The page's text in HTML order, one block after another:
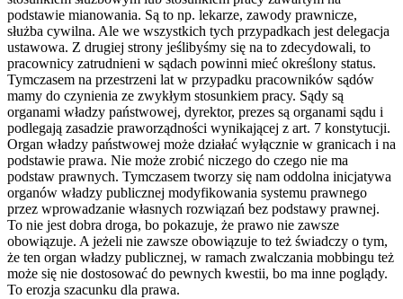
podstawie mianowania. Są to np. lekarze, zawody prawnicze,
służba cywilna. Ale we wszystkich tych przypadkach jest delegacja
ustawowa. Z drugiej strony jeślibyśmy się na to zdecydowali, to
pracownicy zatrudnieni w sądach powinni mieć określony status.
Tymczasem na przestrzeni lat w przypadku pracowników sądów
mamy do czynienia ze zwykłym stosunkiem pracy. Sądy są
organami władzy państwowej, dyrektor, prezes są organami sądu i
podlegają zasadzie praworządności wynikającej z art. 7 konstytucji.
Organ władzy państwowej może działać wyłącznie w granicach i na
podstawie prawa. Nie może zrobić niczego do czego nie ma
podstaw prawnych. Tymczasem tworzy się nam oddolna inicjatywa
organów władzy publicznej modyfikowania systemu prawnego
przez wprowadzanie własnych rozwiązań bez podstawy prawnej.
To nie jest dobra droga, bo pokazuje, że prawo nie zawsze
obowiązuje. A jeżeli nie zawsze obowiązuje to też świadczy o tym,
że ten organ władzy publicznej, w ramach zwalczania mobbingu też
może się nie dostosować do pewnych kwestii, bo ma inne poglądy.
To erozja szacunku dla prawa.